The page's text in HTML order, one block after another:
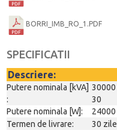
BORRI_IMB_RO_1.PDF
SPECIFICATII
Descriere:
Putere nominala [kVA]
:
30000
30
Putere nominala [W]:
24000
Termen de livrare:
30 zile